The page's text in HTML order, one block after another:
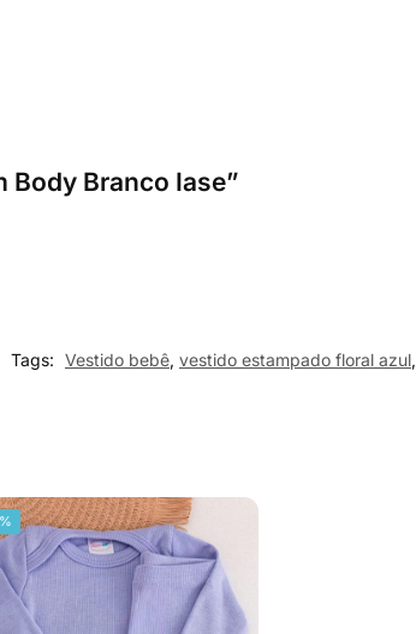
Body Branco Iase”
Tags: Vestido bebê, vestido estampado floral azul,